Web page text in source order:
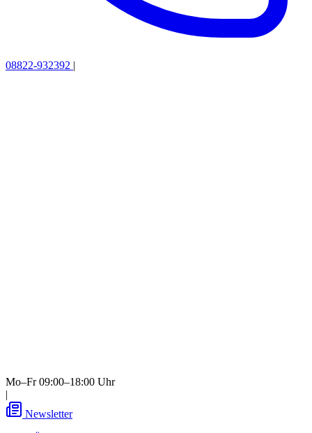
08822-932392 |
Mo–Fr 09:00–18:00 Uhr
|
Newsletter